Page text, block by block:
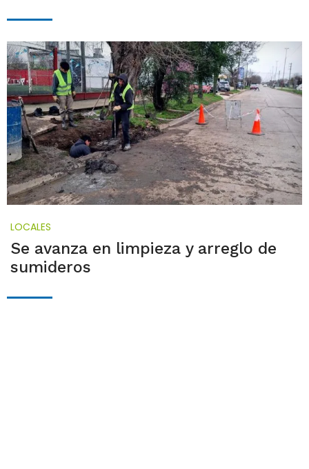
LOCALES
Se avanza en limpieza y arreglo de
sumideros